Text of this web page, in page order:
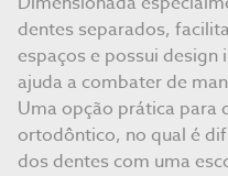
dentes separados,
espaços e possui
ajuda a combater de
Uma opção prática para
ortodôntico, no qual é
dos dentes com uma